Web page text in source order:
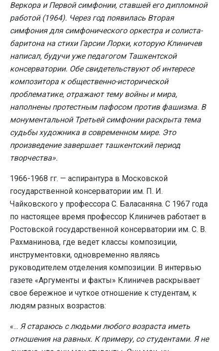
Веркора и Первой симфонии, ставшей его дипломной
работой (1964). Через год появилась Вторая
симфония для симфонического оркестра и солиста-
баритона на стихи Гарсии Лорки, которую Клиничев
написал, будучи уже педагогом Ташкентской
консерватории. Обе свидетельствуют об интересе
композитора к общественно-исторической
проблематике, отражают тему войны и мира,
наполнены протестным пафосом против фашизма. В
монументальной Третьей симфонии раскрыта тема
судьбы художника в современном мире. Это
произведение завершает ташкентский период
творчества».
1966-1968 гг. — аспирантура в Московской
государственной консерватории им. П. И.
Чайковского у профессора С. Баласаняна. С 1967 года
по настоящее время профессор Клиничев работает в
Ростовской государственной консерватории им. С. В.
Рахманинова, где ведет классы композиции,
инструментовки, одновременно являясь
руководителем отделения композиции. В интервью
газете «Аргументы и факты» Клиничев раскрывает
свое бережное и чуткое отношение к студентам, к
людям разных возрастов:
«... Я стараюсь с людьми любого возраста иметь
отношения на равных. К примеру, со студентами. Я не